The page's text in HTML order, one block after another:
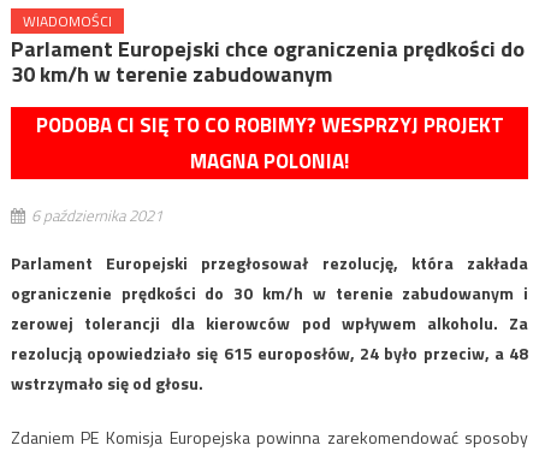
WIADOMOŚCI
Parlament Europejski chce ograniczenia prędkości do
30 km/h w terenie zabudowanym
PODOBA CI SIĘ TO CO ROBIMY? WESPRZYJ PROJEKT
MAGNA POLONIA!
6 października 2021
Parlament Europejski przegłosował rezolucję, która zakłada
ograniczenie prędkości do 30 km/h w terenie zabudowanym i
zerowej tolerancji dla kierowców pod wpływem alkoholu. Za
rezolucją opowiedziało się 615 europosłów, 24 było przeciw, a 48
wstrzymało się od głosu.
Zdaniem PE Komisja Europejska powinna zarekomendować sposoby